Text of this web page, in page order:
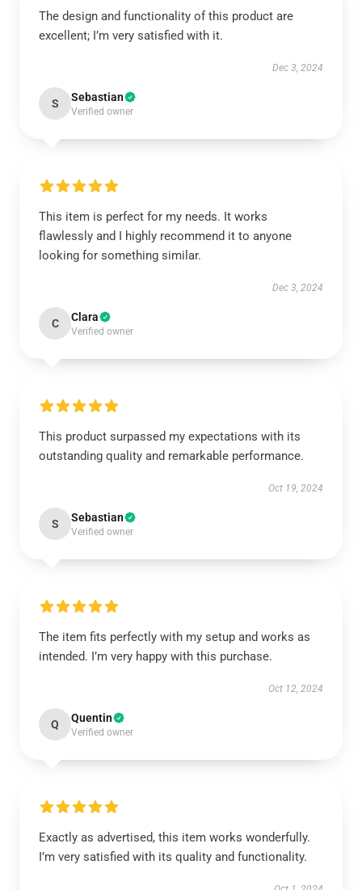
The design and functionality of this product are
excellent; I’m very satisfied with it.
Dec 3, 2024
S Sebastian
Verified owner
This item is perfect for my needs. It works
flawlessly and I highly recommend it to anyone
looking for something similar.
Dec 3, 2024
C Clara
Verified owner
This product surpassed my expectations with its
outstanding quality and remarkable performance.
Oct 19, 2024
S Sebastian
Verified owner
The item fits perfectly with my setup and works as
intended. I’m very happy with this purchase.
Oct 12, 2024
Q Quentin
Verified owner
Exactly as advertised, this item works wonderfully.
I’m very satisfied with its quality and functionality.